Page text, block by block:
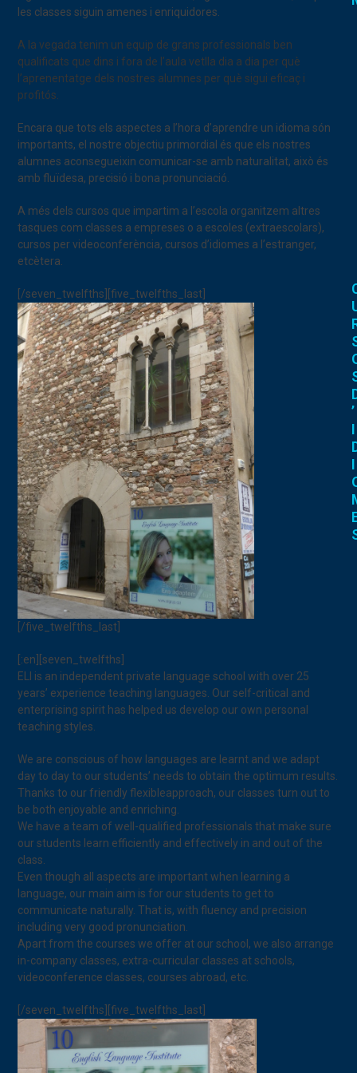
les classes siguin amenes i enriquidores.
A la vegada tenim un equip de grans professionals ben
qualificats que dins i fora de l’aulavetlla dia a dia per què
l’aprenentatge dels nostres alumnes per què sigui eficaç i
profitós.
Encara que tots els aspectes a l’hora d’aprendre un idioma són
importants, el nostre objectiu primordial és que els nostres
alumnes aconsegueixin comunicar-se amb naturalitat, això és
amb fluïdesa, precisió i bona pronunciació.
A més dels cursos que impartim a l’escola organitzem altres
tasques com classes a empreses o a escoles (extraescolars),
cursos per videoconferència, cursos d’idiomes a l’estranger,
etcètera.
[/seven_twelfths][five_twelfths_last]
[/five_twelfths_last]
[:en][seven_twelfths]
ELI is an independent private language school with over 25
years’ experience teaching languages. Our self-critical and
enterprising spirit has helped us develop our own personal
teaching styles.
We are conscious of how languages are learnt and we adapt
day to day to our students’ needs to obtain the optimum results.
Thanks to our friendly flexibleapproach, our classes turn out to
be both enjoyable and enriching.
We have a team of well-qualified professionals that make sure
our students learn efficiently and effectively in and out of the
class.
Even though all aspects are important when learning a
language, our main aim is for our students to get to
communicate naturally. That is, with fluency and precision
including very good pronunciation.
Apart from the courses we offer at our school, we also arrange
in-company classes, extra-curricular classes at schools,
videoconference classes, courses abroad, etc.
[/seven_twelfths][five_twelfths_last]
’
I
I